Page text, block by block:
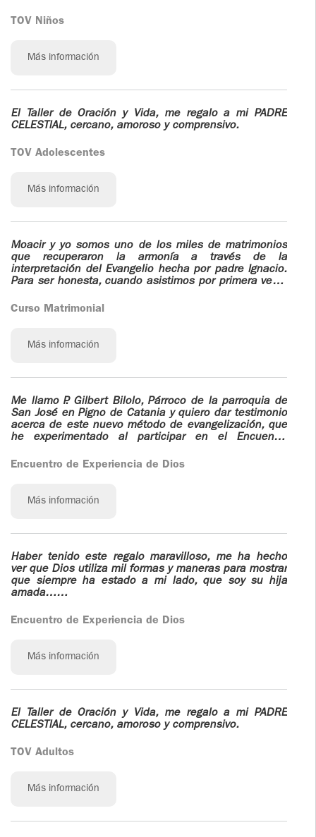
través de esta espiritualidad.
TOV Niños
Más información
El Taller de Oración y Vida, me regalo a mi PADRE
CELESTlAL, cercano, amoroso y comprensivo.
TOV Adolescentes
Más información
Moacir y yo somos uno de los miles de matrimonios
que recuperaron la armonía a través de la
interpretación del Evangelio hecha por padre Ignacio.
Para ser honesta, cuando asistimos por primera vez a
me parecía lo peor de todo, incluso feo (cosa que él
hogar; hizo de mi único hijo un pastor de sus ovejas;
en práctica: “Si supiéramos comprender, no haría falta
Curso Matrimonial
Más información
Me llamo P. Gilbert Bilolo, Párroco de la parroquia de
San José en Pigno de Catania y quiero dar testimonio
acerca de este nuevo método de evangelización, que
he experimentado al participar en el Encuentro
casa del Divino Maestro (Ariccia) . Me ha parecido
posterior instrumento de ayuda adicional para el
sacerdotes que se preocupan profundamente almas
con Dios y consigo mismo.
Encuentro de Experiencia de Dios
Más información
Haber tenido este regalo maravilloso, me ha hecho
ver que Dios utiliza mil formas y maneras para mostrar
que siempre ha estado a mi lado, que soy su hija
amada……
Encuentro de Experiencia de Dios
Más información
El Taller de Oración y Vida, me regalo a mi PADRE
CELESTlAL, cercano, amoroso y comprensivo.
TOV Adultos
Más información